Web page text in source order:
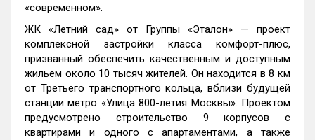
«современном».
ЖК «Летний сад» от Группы «Эталон» — проект
комплексной застройки класса комфорт-плюс,
призванный обеспечить качественным и доступным
жильем около 10 тысяч жителей. Он находится в 8 км
от Третьего транспортного кольца, вблизи будущей
станции метро «Улица 800-летия Москвы». Проектом
предусмотрено строительство 9 корпусов с
квартирами и одного с апартаментами, а также